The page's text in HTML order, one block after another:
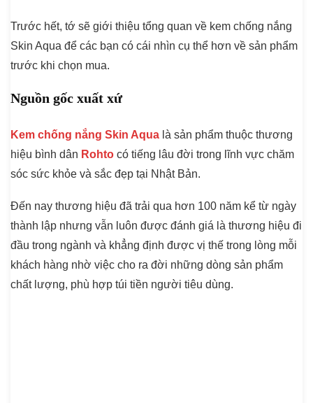
Trước hết, tớ sẽ giới thiệu tổng quan về kem chống nắng
Skin Aqua để các bạn có cái nhìn cụ thể hơn về sản phẩm
trước khi chọn mua.
Nguồn gốc xuất xứ
Kem chống nắng Skin Aqua là sản phẩm thuộc thương
hiệu bình dân Rohto có tiếng lâu đời trong lĩnh vực chăm
sóc sức khỏe và sắc đẹp tại Nhật Bản.
Đến nay thương hiệu đã trải qua hơn 100 năm kể từ ngày
thành lập nhưng vẫn luôn được đánh giá là thương hiệu đi
đầu trong ngành và khẳng định được vị thế trong lòng mỗi
khách hàng nhờ việc cho ra đời những dòng sản phẩm
chất lượng, phù hợp túi tiền người tiêu dùng.